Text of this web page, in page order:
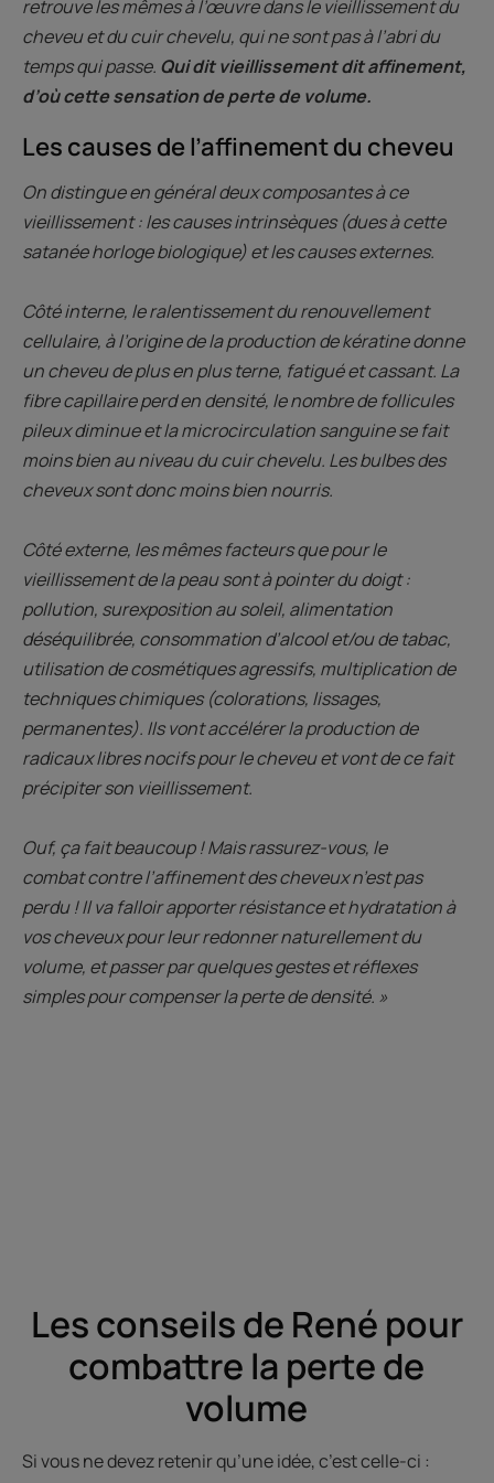
retrouve les mêmes à l’œuvre dans le vieillissement du
cheveu et du cuir chevelu, qui ne sont pas à l’abri du
temps qui passe. Qui dit vieillissement dit affinement,
d’où cette sensation de perte de volume.
Les causes de l’affinement du cheveu
On distingue en général deux composantes à ce
vieillissement : les causes intrinsèques (dues à cette
satanée horloge biologique) et les causes externes.
Côté interne, le ralentissement du renouvellement
cellulaire, à l’origine de la production de kératine donne
un cheveu de plus en plus terne, fatigué et cassant. La
fibre capillaire perd en densité, le nombre de follicules
pileux diminue et la microcirculation sanguine se fait
moins bien au niveau du cuir chevelu. Les bulbes des
cheveux sont donc moins bien nourris.
Côté externe, les mêmes facteurs que pour le
vieillissement de la peau sont à pointer du doigt :
pollution, surexposition au soleil, alimentation
déséquilibrée, consommation d’alcool et/ou de tabac,
utilisation de cosmétiques agressifs, multiplication de
techniques chimiques (colorations, lissages,
permanentes). Ils vont accélérer la production de
radicaux libres nocifs pour le cheveu et vont de ce fait
précipiter son vieillissement.
Ouf, ça fait beaucoup ! Mais rassurez-vous, le
combat contre l’affinement des cheveux n’est pas
perdu ! Il va falloir apporter résistance et hydratation à
vos cheveux pour leur redonner naturellement du
volume, et passer par quelques gestes et réflexes
simples pour compenser la perte de densité. »
Les conseils de René pour
combattre la perte de
volume
Si vous ne devez retenir qu’une idée, c’est celle-ci :